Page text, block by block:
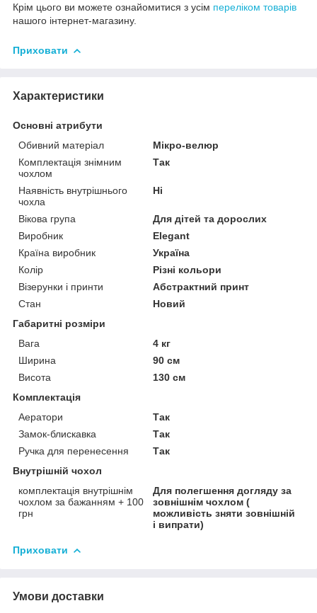
Крім цього ви можете ознайомитися з усім переліком товарів
нашого інтернет-магазину.
Приховати
Характеристики
Основні атрибути
Обивний матеріал
Мікро-велюр
Комплектація знімним
чохлом
Так
Наявність внутрішнього
чохла
Ні
Вікова група
Для дітей та дорослих
Виробник
Elegant
Країна виробник
Україна
Колір
Різні кольори
Візерунки і принти
Абстрактний принт
Стан
Новий
Габаритні розміри
Вага
4 кг
Ширина
90 см
Висота
130 см
Комплектація
Аератори
Так
Замок-блискавка
Так
Ручка для перенесення
Так
Внутрішній чохол
комплектація внутрішнім
чохлом за бажанням + 100
грн
Для полегшення догляду за
зовнішнім чохлом (
можливість зняти зовнішній
і випрати)
Приховати
Умови доставки